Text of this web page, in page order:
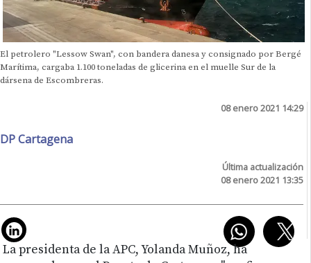
El petrolero "Lessow Swan", con bandera danesa y consignado por Bergé
Marítima, cargaba 1.100 toneladas de glicerina en el muelle Sur de la
dársena de Escombreras.
08 enero 2021 14:29
DP Cartagena
Última actualización
08 enero 2021 13:35
La presidenta de la APC, Yolanda Muñoz, ha